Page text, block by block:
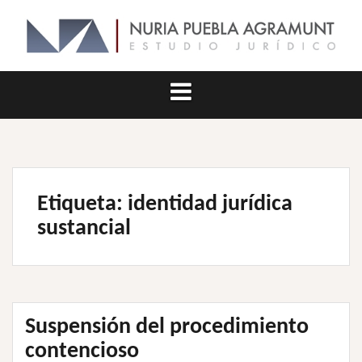
contenido
Etiqueta: identidad jurídica
sustancial
Suspensión del procedimiento
contencioso